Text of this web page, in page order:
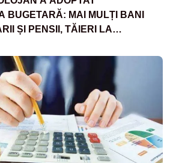
BUGETARĂ: MAI MULȚI BANI
ȘI PENSII, TĂIERI LA